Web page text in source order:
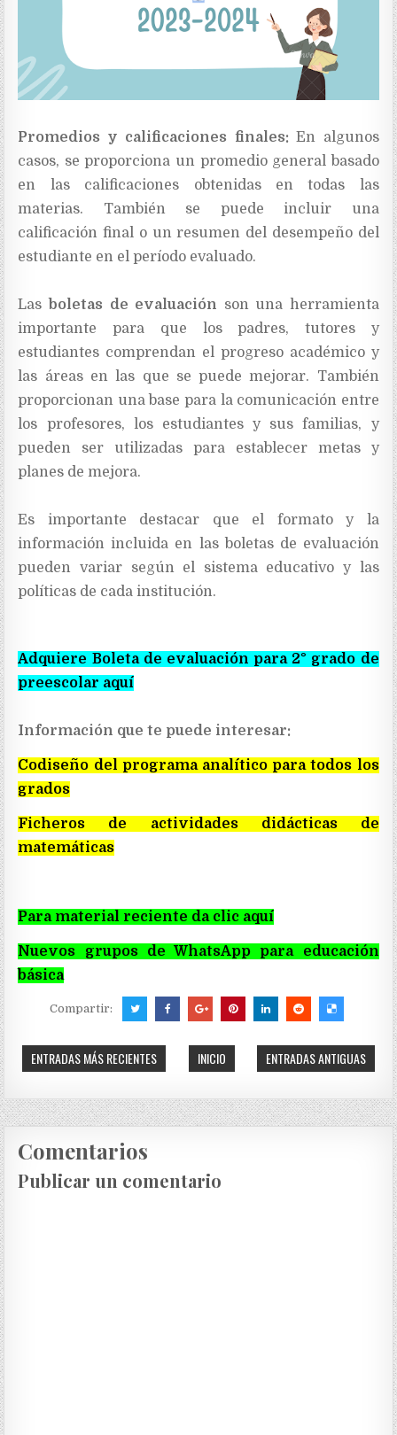
Promedios y calificaciones finales:En algunos
casos, se proporciona un promedio general basado
en las calificaciones obtenidas en todas las
materias. También se puede incluir una
calificación final o un resumen del desempeño del
estudiante en el período evaluado.
Las boletas de evaluación son una herramienta
importante para que los padres, tutores y
estudiantes comprendan el progreso académico y
las áreas en las que se puede mejorar. También
proporcionan una base para la comunicación entre
los profesores, los estudiantes y sus familias, y
pueden ser utilizadas para establecer metas y
planes de mejora.
Es importante destacar que el formato y la
información incluida en las boletas de evaluación
pueden variar según el sistema educativo y las
políticas de cada institución.
Adquiere Boleta de evaluación para 2° grado de
preescolar aquí
Información que te puede interesar:
Codiseño del programa analítico para todos los
grados
Ficheros de actividades didácticas de
matemáticas
Para material reciente da clic aquí
Nuevos grupos de WhatsApp para educación
básica
Compartir:
ENTRADAS MÁS RECIENTES ENTRADAS ANTIGUAS
INICIO
Comentarios
Publicar un comentario